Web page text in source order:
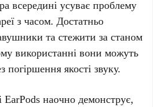
всередині усуває проблему
з часом. Достатньо
та стежити за станом
використанні вони можуть
якості звуку.
EarPods наочно демонструє,